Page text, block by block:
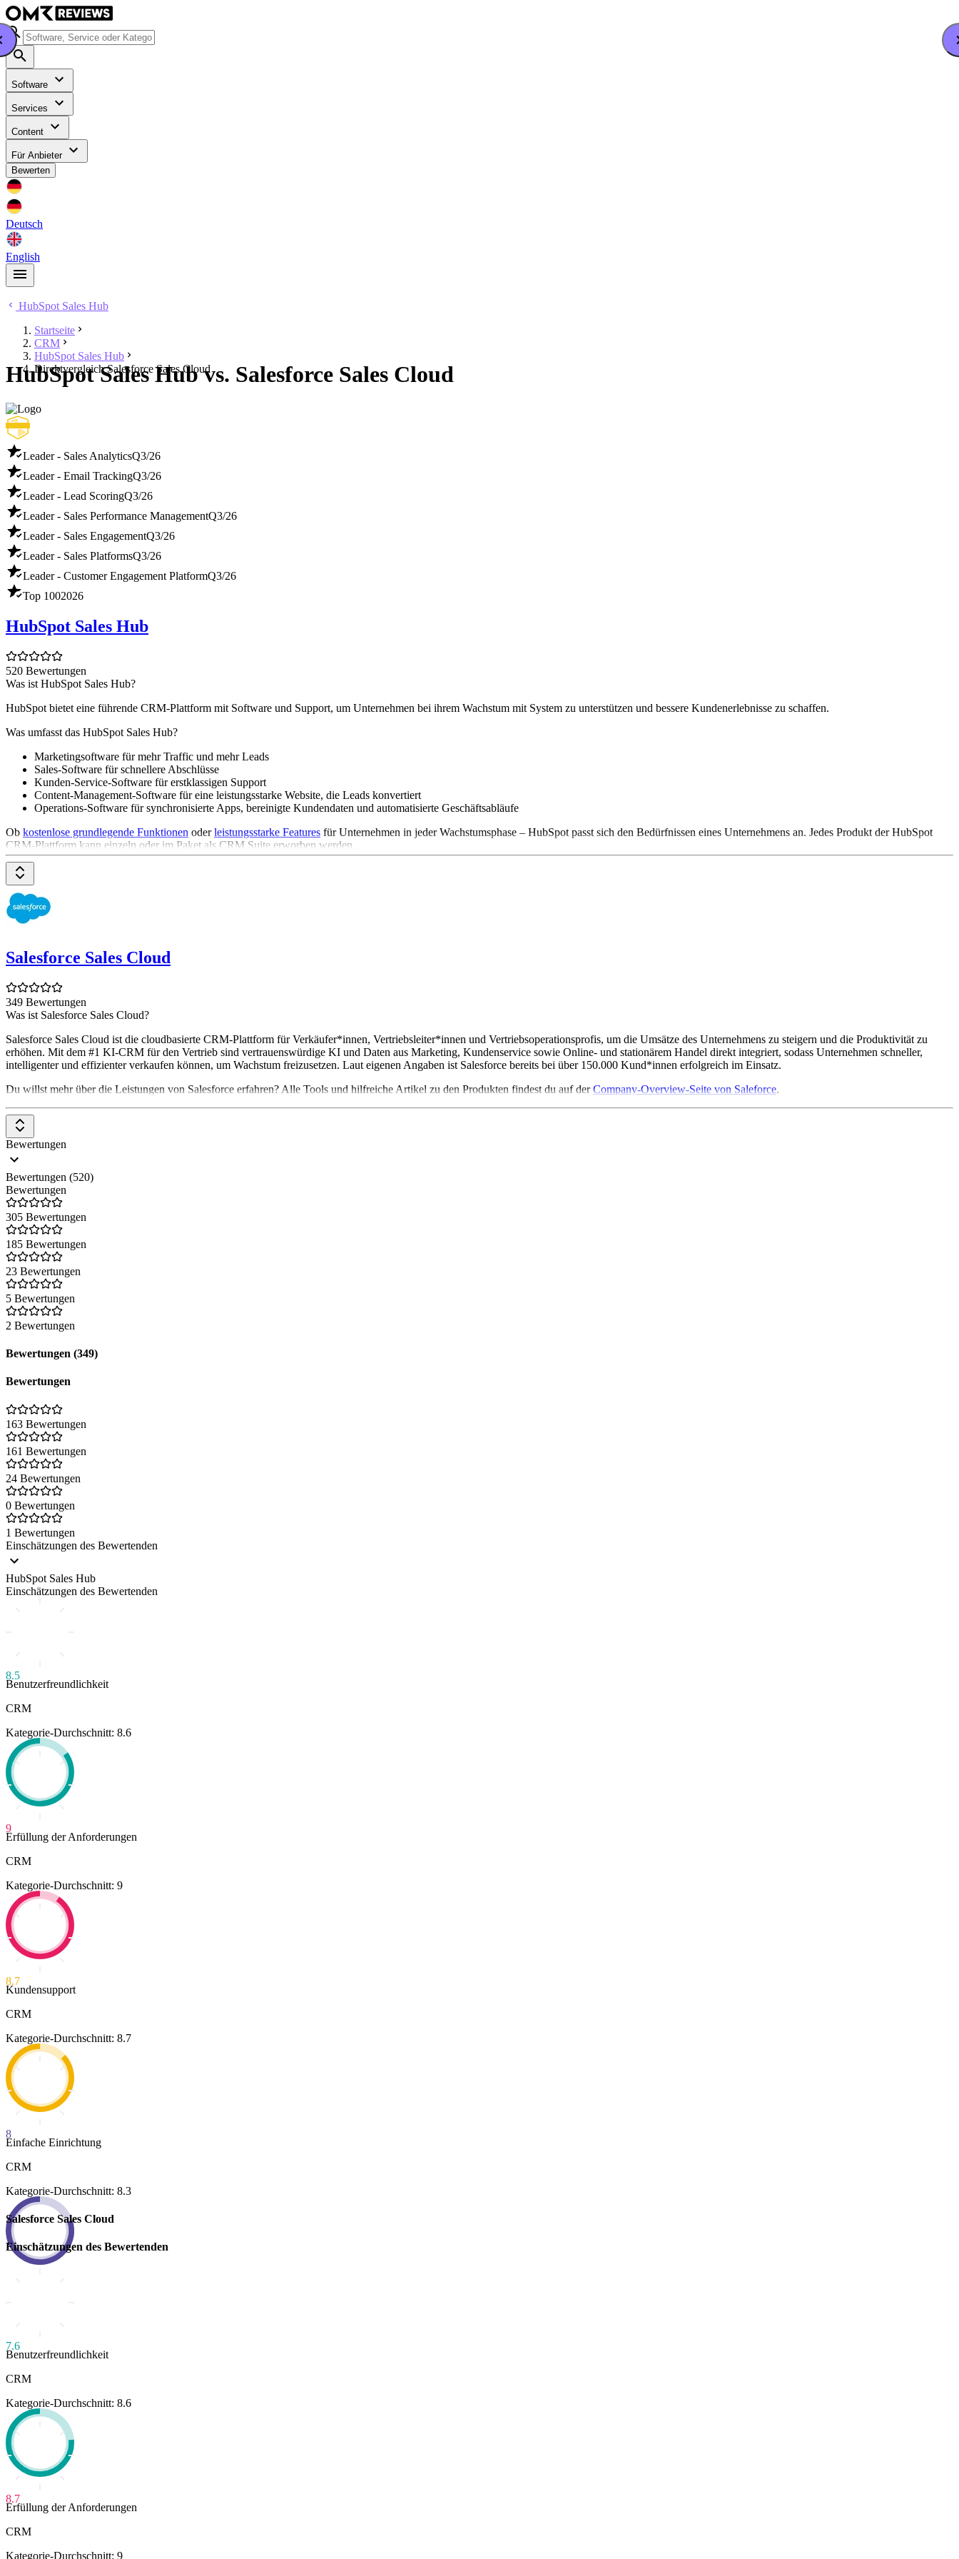
Software
Services
Content
Für Anbieter
Bewerten
Deutsch
English
HubSpot Sales Hub
Startseite
CRM
HubSpot Sales Hub
Direktvergleich Salesforce Sales Cloud
HubSpot Sales Hub vs. Salesforce Sales Cloud
Leader - Sales AnalyticsQ3/26
Leader - Email TrackingQ3/26
Leader - Lead ScoringQ3/26
Leader - Sales Performance ManagementQ3/26
Leader - Sales EngagementQ3/26
Leader - Sales PlatformsQ3/26
Leader - Customer Engagement PlatformQ3/26
Top 1002026
HubSpot Sales Hub
520 Bewertungen
Was ist HubSpot Sales Hub?
HubSpot bietet eine führende CRM-Plattform mit Software und Support, um Unternehmen bei ihrem Wachstum mit System zu unterstützen und bessere Kundenerlebnisse zu schaffen.
Was umfasst das HubSpot Sales Hub?
Marketingsoftware für mehr Traffic und mehr Leads
Sales-Software für schnellere Abschlüsse
Kunden-Service-Software für erstklassigen Support
Content-Management-Software für eine leistungsstarke Website, die Leads konvertiert
Operations-Software für synchronisierte Apps, bereinigte Kundendaten und automatisierte Geschäftsabläufe
Ob kostenlose grundlegende Funktionen oderleistungsstarke Features für Unternehmen in jeder Wachstumsphase – HubSpot passt sich den Bedürfnissen eines Unternehmens an. Jedes Produkt der HubSpot
CRM-Plattform kann einzeln oder im Paket als CRM Suite erworben werden.
Salesforce Sales Cloud
349 Bewertungen
Was ist Salesforce Sales Cloud?
Salesforce Sales Cloud ist die cloudbasierte CRM-Plattform für Verkäufer*innen, Vertriebsleiter*innen und Vertriebsoperationsprofis, um die Umsätze des Unternehmens zu steigern und die Produktivität zu
erhöhen. Mit dem #1 KI-CRM für den Vertrieb sind vertrauenswürdige KI und Daten aus Marketing, Kundenservice sowie Online- und stationärem Handel direkt integriert, sodass Unternehmen schneller,
intelligenter und effizienter verkaufen können, um Wachstum freizusetzen. Laut eigenen Angaben ist Salesforce bereits bei über 150.000 Kund*innen erfolgreich im Einsatz.
Du willst mehr über die Leistungen von Salesforce erfahren? Alle Tools und hilfreiche Artikel zu den Produkten findest du auf derCompany-Overview-Seite von Saleforce.
Bewertungen
Bewertungen (520)
Bewertungen
305 Bewertungen
185 Bewertungen
23 Bewertungen
5 Bewertungen
2 Bewertungen
Bewertungen (349)
Bewertungen
163 Bewertungen
161 Bewertungen
24 Bewertungen
0 Bewertungen
1 Bewertungen
Einschätzungen des Bewertenden
HubSpot Sales Hub
Einschätzungen des Bewertenden
8.5
Benutzerfreundlichkeit
CRM
Kategorie-Durchschnitt: 8.6
9
Erfüllung der Anforderungen
CRM
Kategorie-Durchschnitt: 9
8.7
Kundensupport
CRM
Kategorie-Durchschnitt: 8.7
8
Einfache Einrichtung
CRM
Kategorie-Durchschnitt: 8.3
Salesforce Sales Cloud
Einschätzungen des Bewertenden
7.6
Benutzerfreundlichkeit
CRM
Kategorie-Durchschnitt: 8.6
8.7
Erfüllung der Anforderungen
CRM
Kategorie-Durchschnitt: 9